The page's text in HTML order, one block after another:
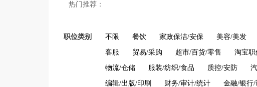
热门推荐：
职位类别 不限 餐饮 家政保洁/安保 美容/美发
客服 贸易/采购 超市/百货/零售 淘宝职
物流/仓储 服装/纺织/食品 质控/安防
编辑/出版/印刷 财务/审计/统计 金融/银行/